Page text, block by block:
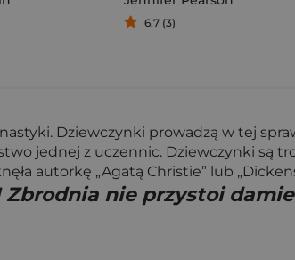
6,7 (3)
Dziewczynki prowadzą w tej
jednej z uczennic. Dziewczynki są
autorkę „Agatą Christie” lub
nie przystoi damie